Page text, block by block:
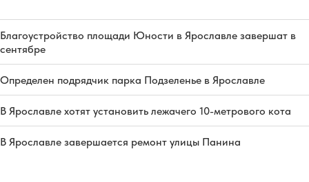
Благоустройство площади Юности в Ярославле завершат в
сентябре
Определен подрядчик парка Подзеленье в Ярославле
В Ярославле хотят установить лежачего 10-метрового кота
В Ярославле завершается ремонт улицы Панина